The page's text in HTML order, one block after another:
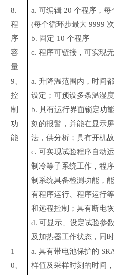
8.
程
序
容
量
a. 可编辑 20 个程序，
(每个循环步最大 9999
b. 固定 10 个程序
c. 程序可链接，可实现无
9、
控
制
功
能
a. 升降温范围内，时间
设定；可预设多条温湿
b. 具有运行界面锁定功
刻的报警，并能在显示
法，供分析；具有开机
c. 可实现试验程序自动
制冷等子系统工作，程
制系统具备检测功能，
有程序运行、程序运行
和远程控制；具有断电
d. 可显示、设定试验参
及加热器工作状态，同
1
0、
a. 具有带电池保护的
样值及采样时刻的时间